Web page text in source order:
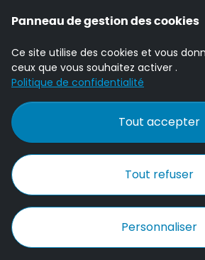
Panneau de gestion des cookies
Ce site utilise des cookies et vous
ceux que vous souhaitez activer .
Politique de confidentialité
Tout accepter
Tout refuser
Personnaliser